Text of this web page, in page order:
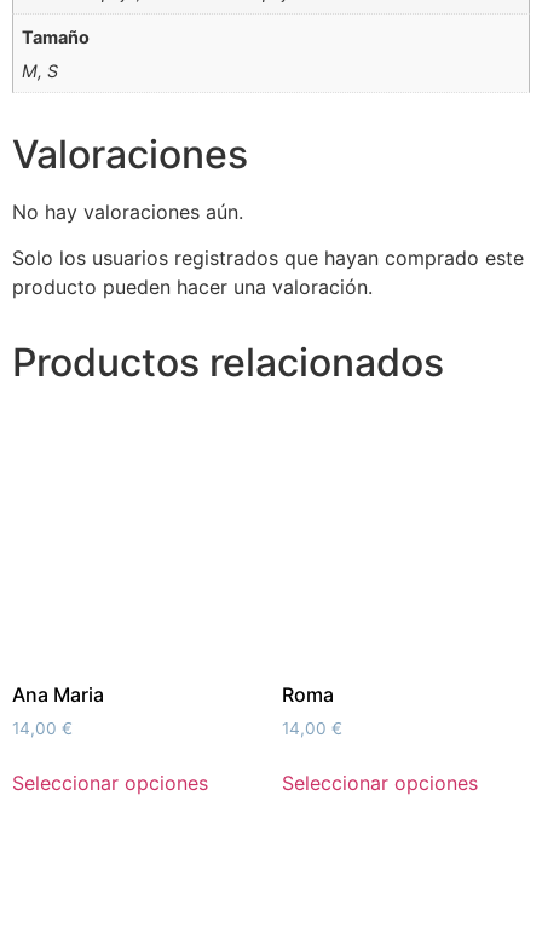
Tamaño
M, S
Valoraciones
No hay valoraciones aún.
Solo los usuarios registrados que hayan comprado este
producto pueden hacer una valoración.
Productos relacionados
Ana Maria
14,00 €
Seleccionar opciones
Roma
14,00 €
Seleccionar opciones